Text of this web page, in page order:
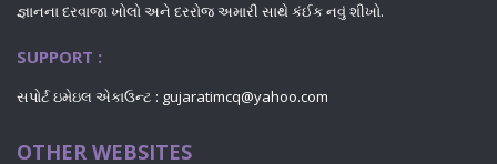
જ્ઞાનના દરવાજા ખોલો અને દરરોજ અમારી સાથે કંઈક નવું શીખો.
SUPPORT :
સપોર્ટ ઇમેઇલ એકાઉન્ટ : gujaratimcq@yahoo.com
OTHER WEBSITES